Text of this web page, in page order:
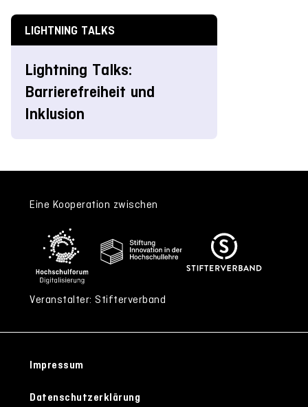
LIGHTNING TALKS
Lightning Talks:
Barrierefreiheit und
Inklusion
Eine Kooperation zwischen
Veranstalter: Stifterverband
Impressum
Datenschutzerklärung